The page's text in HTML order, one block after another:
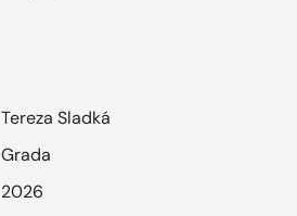
Tereza Sladká
Grada
2026